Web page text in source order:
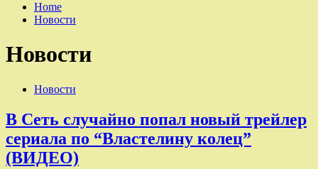
Home
Новости
Новости
Новости
В Сеть случайно попал новый трейлер
сериала по “Властелину колец”
(ВИДЕО)